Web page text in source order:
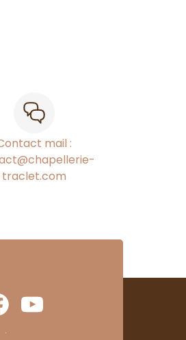
mail :
traclet.com
.